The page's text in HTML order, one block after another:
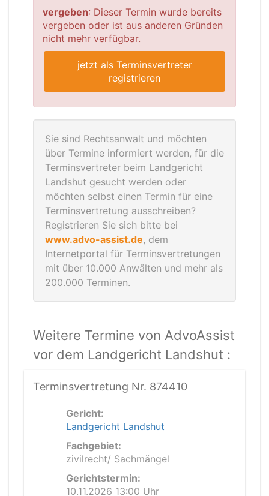
vergeben: Dieser Termin wurde bereits
vergeben oder ist aus anderen Gründen
nicht mehr verfügbar.
jetzt als Terminsvertreter
registrieren
Sie sind Rechtsanwalt und möchten
über Termine informiert werden, für die
Terminsvertreter beim Landgericht
Landshut gesucht werden oder
möchten selbst einen Termin für eine
Terminsvertretung ausschreiben?
Registrieren Sie sich bitte bei
www.advo-assist.de, dem
Internetportal für Terminsvertretungen
mit über 10.000 Anwälten und mehr als
200.000 Terminen.
Weitere Termine von AdvoAssist
vor dem Landgericht Landshut :
Terminsvertretung Nr. 874410
Gericht:
Landgericht Landshut
Fachgebiet:
zivilrecht/ Sachmängel
Gerichtstermin:
10.11.2026 13:00 Uhr